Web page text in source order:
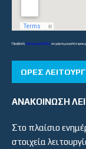
ΠροβολήΛύκεια και ΕΠΑΛσε χάρτη μεγαλύτερου
ΏΡΕΣ
ΑΝΑΚΟΙΝΩΣΗ
Στο πλαίσιο
στοιχεία